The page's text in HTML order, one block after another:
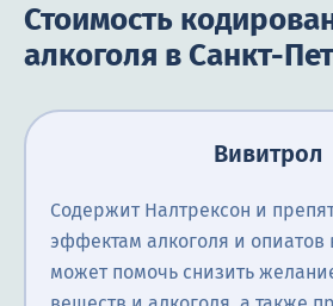
Стоимость
алкоголя в Санкт-
Вивитрол
Содержит Налтрексон и
эффектам алкоголя и опиатов
может помочь снизить